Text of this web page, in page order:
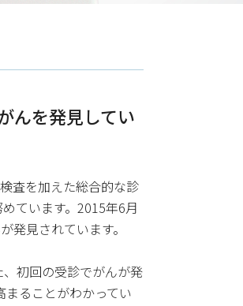
んを発見してい
査を加えた総合的な診
ています。2015年6月
発見されています。
初回の受診でがんが発
ることがわかってい